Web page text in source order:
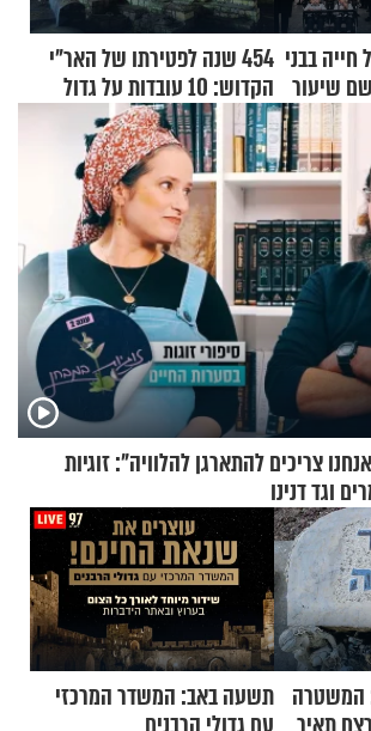
בבני
שיעור
454 שנה לפטירתו של האר"י
הקדוש: 10 עובדות על גדול
מקובלי צפת
צריכים להתארגן להלוויה": זוגיות
וגד דנינו
המשטרה תשעה באב: המשדר המרכזי